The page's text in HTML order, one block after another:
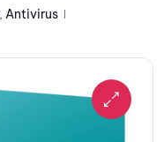
, Antivirus